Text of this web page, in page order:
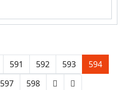
591 592 593
594
597 598